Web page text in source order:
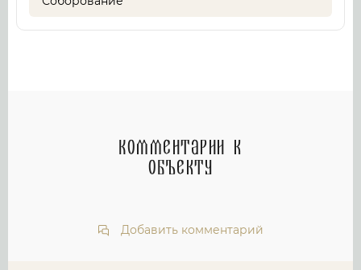
Комментарии к
объекту
Добавить комментарий